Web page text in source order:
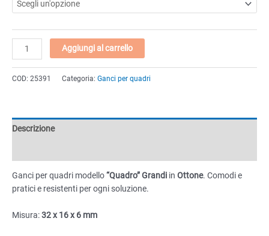
Gancio
per
quadri
"Quadro"
quantità
Aggiungi al carrello
COD: 25391 Categoria: Ganci per quadri
Descrizione
Ganci per quadri modello“Quadro” Grandi in Ottone. Comodi e
pratici e resistenti per ogni soluzione.
Misura:32 x 16 x 6 mm